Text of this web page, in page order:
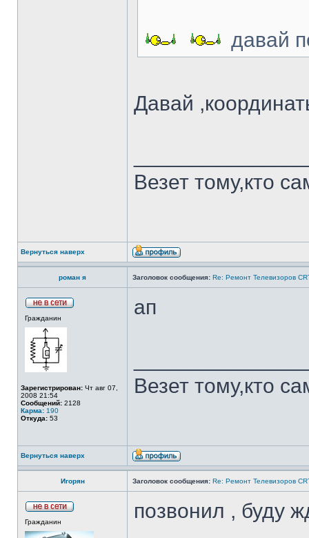
давай
Давай
Везет тому,кто
Вернуться наверх
роман я Заголовок сообщения: Re: Ремонт Телевизоров
Гражданин
Зарегистрирован: Чт авг 07,
2008 21:54
Сообщений: 2128
Карма: 190
Откуда: 53
ап
Везет тому,кто
Вернуться наверх
Игорян Заголовок сообщения: Re: Ремонт Телевизоров
Гражданин позвонил , буду